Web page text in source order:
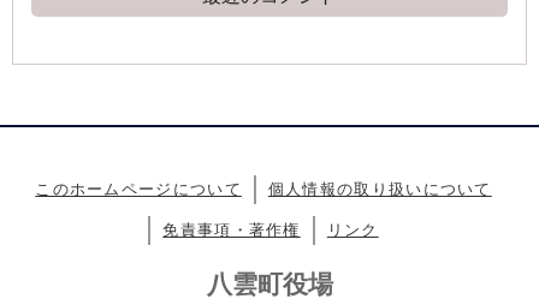
このホームページについて 個人情報の取り扱いについて
免責事項・著作権 リンク
八雲町役場